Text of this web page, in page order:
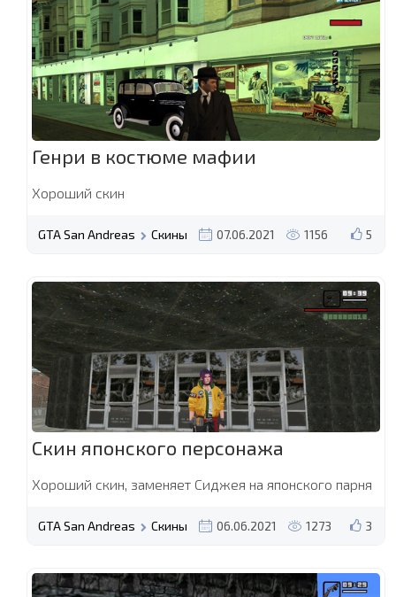
Генри в костюме мафии
Хороший скин
5
GTA San Andreas Скины 07.06.2021 1156
Скин японского персонажа
Хороший скин, заменяет Сиджея на японского парня
3
GTA San Andreas Скины 06.06.2021 1273